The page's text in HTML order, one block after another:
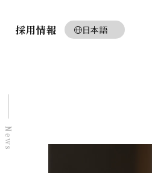
採用情報
日本語
News